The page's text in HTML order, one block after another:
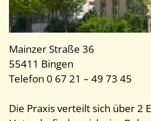
Mainzer Straße 36
55411 Bingen
Telefon 0 67 21 – 49 73 45
Die Praxis verteilt sich über 2